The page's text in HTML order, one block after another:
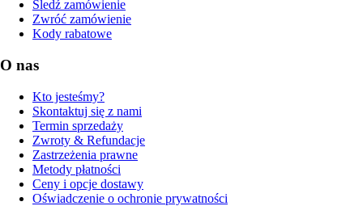
Śledź zamówienie
Zwróć zamówienie
Kody rabatowe
O nas
Kto jesteśmy?
Skontaktuj się z nami
Termin sprzedaży
Zwroty & Refundacje
Zastrzeżenia prawne
Metody płatności
Ceny i opcje dostawy
Oświadczenie o ochronie prywatności